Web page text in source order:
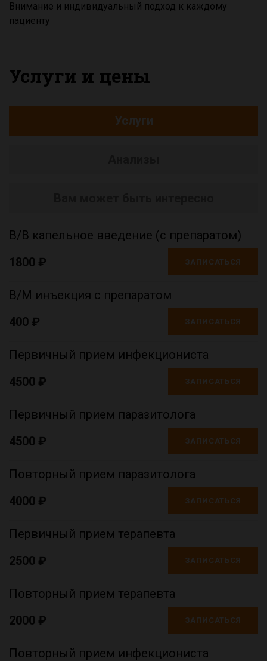
Внимание и индивидуальный подход к каждому
пациенту
Услуги и цены
Услуги
В/В капельное введение (с препаратом)
1800 ₽
ЗАПИСАТЬСЯ
В/М инъекция с препаратом
400 ₽
ЗАПИСАТЬСЯ
Первичный прием инфекциониста
4500 ₽
ЗАПИСАТЬСЯ
Первичный прием паразитолога
4500 ₽
ЗАПИСАТЬСЯ
Повторный прием паразитолога
4000 ₽
ЗАПИСАТЬСЯ
Первичный прием терапевта
2500 ₽
ЗАПИСАТЬСЯ
Повторный прием терапевта
2000 ₽
ЗАПИСАТЬСЯ
Повторный прием инфекциониста